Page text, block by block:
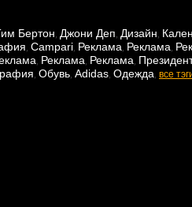
Бертон, Джони Деп, Дизайн,
, Campari, Реклама, Реклама,
, Реклама, Реклама,
, Обувь, Adidas, Одежда, все